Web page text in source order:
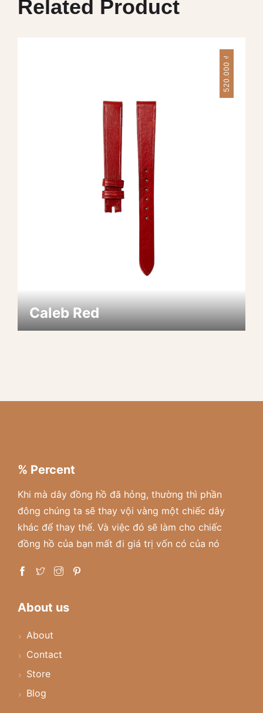
Related Product
520.000
₫
Caleb Red
% Percent
Khi mà dây đồng hồ đã hỏng, thường thì phần
đông chúng ta sẽ thay vội vàng một chiếc dây
khác để thay thế. Và việc đó sẽ làm cho chiếc
đồng hồ của bạn mất đi giá trị vốn có của nó
About us
About
Contact
Store
Blog